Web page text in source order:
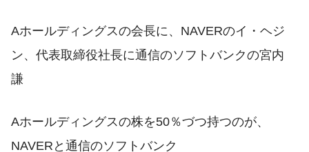
Aホールディングスの会長に、NAVERのイ・ヘジ
ン、代表取締役社長に通信のソフトバンクの宮内
謙
Aホールディングスの株を50％づつ持つのが、
NAVERと通信のソフトバンク